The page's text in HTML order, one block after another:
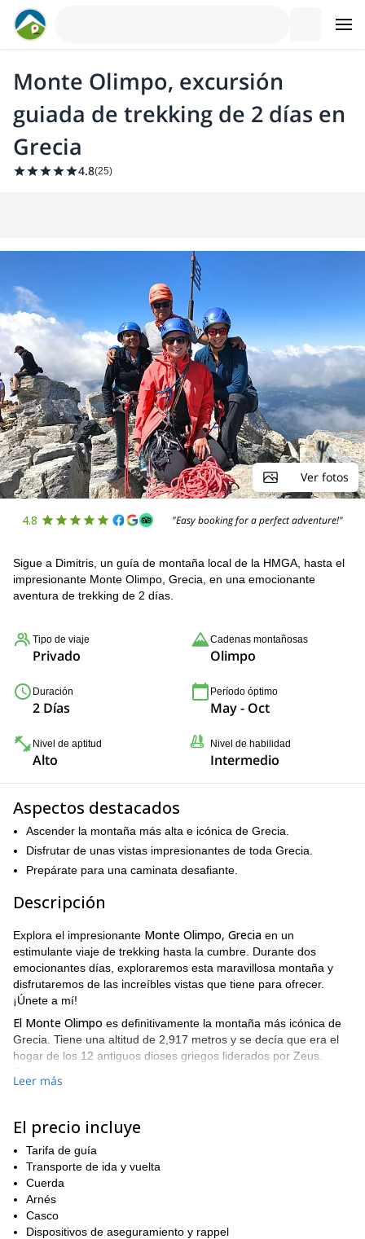
Monte Olimpo, excursión
guiada de trekking de 2 días en
Grecia
4.8(25)
Ver fotos
4.8 "Easy booking for a perfect adventure!"
Sigue a Dimitris, un guía de montaña local de la HMGA, hasta el
impresionante Monte Olimpo, Grecia, en una emocionante
aventura de trekking de 2 días.
Tipo de viaje
Privado
Cadenas montañosas
Olimpo
Duración
2 Días
Período óptimo
May - Oct
Nivel de aptitud
Alto
Nivel de habilidad
Intermedio
Aspectos destacados
Ascender la montaña más alta e icónica de Grecia.
Disfrutar de unas vistas impresionantes de toda Grecia.
Prepárate para una caminata desafiante.
Descripción
Explora el impresionante Monte Olimpo, Grecia en un
estimulante viaje de trekking hasta la cumbre. Durante dos
emocionantes días, exploraremos esta maravillosa montaña y
disfrutaremos de las increíbles vistas que tiene para ofrecer.
¡Únete a mí!
El Monte Olimpo es definitivamente la montaña más icónica de
Grecia. Tiene una altitud de 2,917 metros y se decía que era el
hogar de los 12 antiguos dioses griegos liderados por Zeus.
Grecia desde la cima son inolvidables. Además, disfrutaremos de
(Stefani 2.902 metros)
¡Además, la ruta hacia la cima está llena de bosques, flora
exótica y emocionantes obstáculos!
Este viaje es para participantes con cierta experiencia en trekking
y buena condición física. Los últimos 100m hasta la cima son de
trepada en un terreno expuesto donde estarás protegido por
cuerdas, arneses de escalada, cascos, etc.
Leer más
El precio incluye
Tarifa de guía
Transporte de ida y vuelta
Cuerda
Arnés
Casco
Dispositivos de aseguramiento y rappel